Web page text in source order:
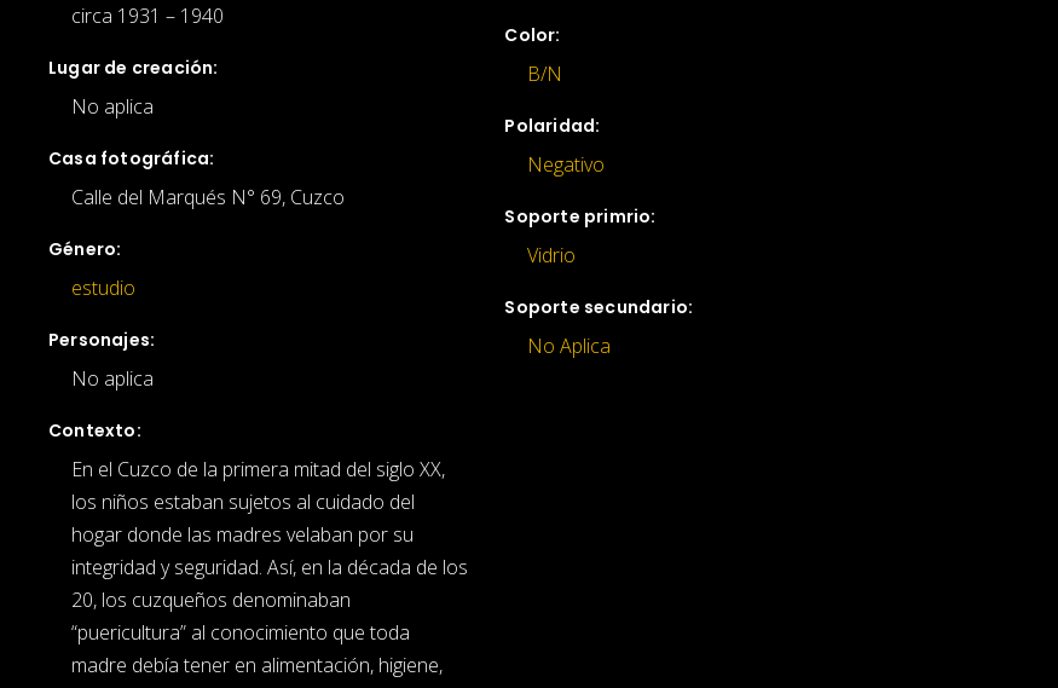
circa 1931 – 1940
Lugar de creación:
No aplica
Casa fotográfica:
Calle del Marqués N° 69, Cuzco
Género:
estudio
Personajes:
No aplica
Contexto:
En el Cuzco de la primera mitad del siglo XX,
los niños estaban sujetos al cuidado del
hogar donde las madres velaban por su
integridad y seguridad. Así, en la década de los
20, los cuzqueños denominaban
“puericultura” al conocimiento que toda
madre debía tener en alimentación, higiene,
Color:
B/N
Polaridad:
Negativo
Soporte primrio:
Vidrio
Soporte secundario:
No Aplica